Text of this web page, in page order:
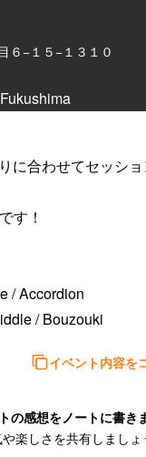
６−１５−１３１０
に合わせてセッシ
す！
/ Accordion
イベント内容を
の感想をノートに書き
楽しさを共有しましょ